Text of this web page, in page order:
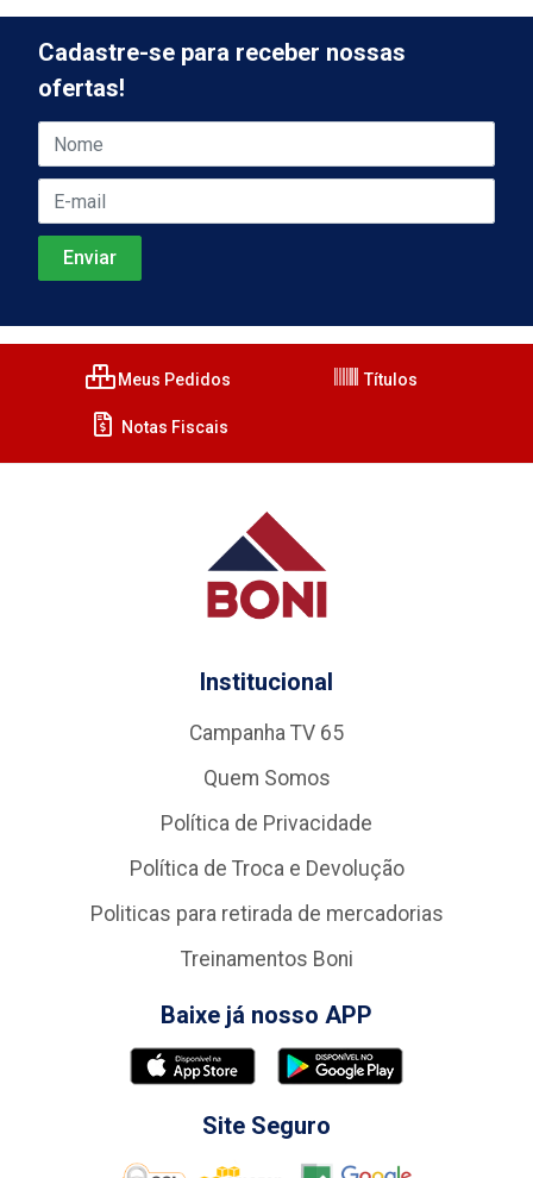
Cadastre-se para receber nossas
ofertas!
Meus Pedidos Títulos
Notas Fiscais
Institucional
Campanha TV 65
Quem Somos
Política de Privacidade
Política de Troca e Devolução
Politicas para retirada de mercadorias
Treinamentos Boni
Baixe já nosso APP
Site Seguro